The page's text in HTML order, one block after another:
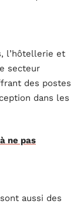
l’hôtellerie et
secteur
des postes
dans les
ne pas
aussi des